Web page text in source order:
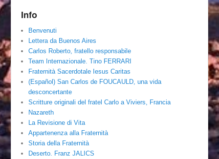
Info
Benvenuti
Lettera da Buenos Aires
Carlos Roberto, fratello responsabile
Team Internazionale. Tino FERRARI
Fraternità Sacerdotale Iesus Caritas
(Español) San Carlos de FOUCAULD, una vida
desconcertante
Scritture originali del fratel Carlo a Viviers, Francia
Nazareth
La Revisione di Vita
Appartenenza alla Fraternità
Storia della Fraternità
Deserto. Franz JALICS